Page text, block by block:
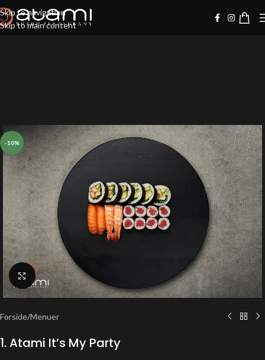
Skip to navigation
Skip to main content
-10%
Klik for at forstørre
Forside/Menuer
1. Atami It’s My Party